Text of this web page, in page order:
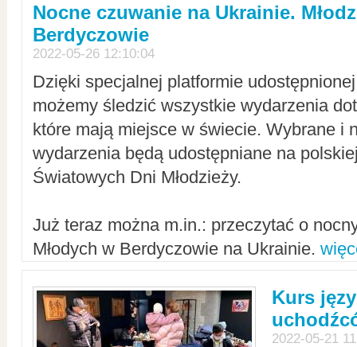
Nocne czuwanie na Ukrainie.
Berdyczowie
2022-05-26 12:10:04
Dzięki specjalnej platformie
możemy śledzić wszystkie wydarzenia
które mają miejsce w świecie. Wybrane i
wydarzenia będą udostępniane na
Światowych Dni Młodzieży.
Już teraz można m.in.: przeczytać o
Młodych w Berdyczowie na Ukrainie.
Kurs
2022-05-21